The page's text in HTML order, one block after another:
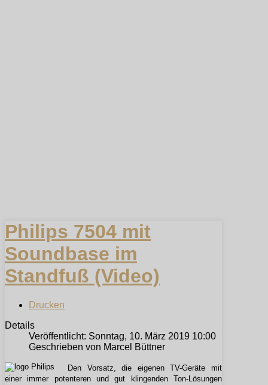
Philips 7504 mit
Soundbase im
Standfuß (Video)
Drucken
Details
Veröffentlicht: Sonntag, 10. März 2019 10:00
Geschrieben von Marcel Büttner
Den Vorsatz, die eigenen TV-Geräte mit
einer immer potenteren und gut klingenden Ton-Lösungen